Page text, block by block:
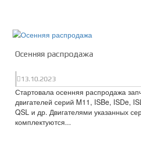
Осенняя распродажа
13.10.2023
Стартовала осенняя распродажа
двигателей серий M11, ISBe, ISDe,
QSL и др. Двигателями указанных
комплектуются...